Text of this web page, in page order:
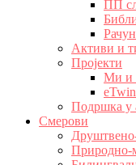
ПП
Активи и
Пројекти
Ми и
Подршка у
Смерови
Природно-